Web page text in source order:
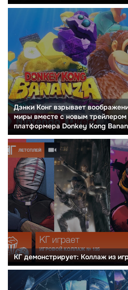
Дэнки Конг взрывает
миры вместе с новым
платформера Donkey Kong
КГ демонстрирует: Коллаж из